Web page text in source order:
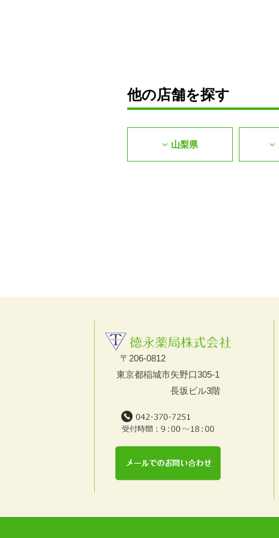
他の店舗を探す
山梨県
〒206-0812
東京都稲城市矢野口305-1
長坂ビル3階